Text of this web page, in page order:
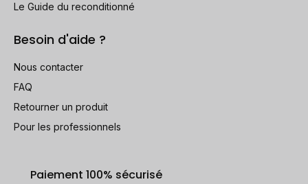
Le Guide du reconditionné
Besoin d'aide ?
Nous contacter
FAQ
Retourner un produit
Pour les professionnels
Paiement 100% sécurisé